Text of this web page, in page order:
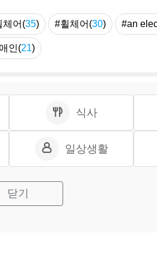
체어(35) #휠체어(30) #an
인(21)
식사
일상생활
닫기